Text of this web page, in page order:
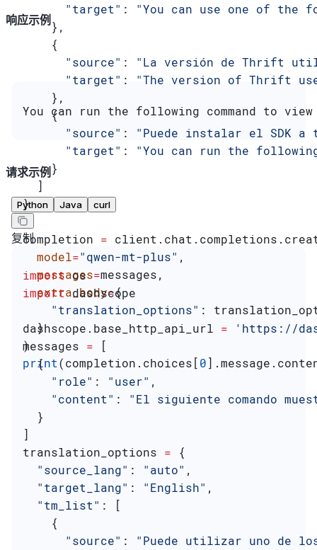
      "target"
: "You can use one of the
    },
    {
      "source"
: "La versión de Thrift
      "target"
: "The version of Thrift
    },
    {
      "source"
: "Puede instalar el SDK
      "target"
: "You can run the
    }
  ]
}
completion =
  model
="qwen-mt-plus" ,
  messages
=messages,
  extra_body
={
    "translation_options"
:
  }
)
print(completion.choices[0
响应示例
You can run the following command to
请求示例
Python Java curl
复制
import os
import dashscope
dashscope.base_http_api_url = 'https://
messages = [
  {
    "role"
: "user" ,
    "content"
: "El siguiente comando
  }
]
translation_options = {
  "source_lang"
: "auto" ,
  "target_lang"
: "English" ,
  "tm_list"
: [
    {
      "source"
: "Puede utilizar uno de